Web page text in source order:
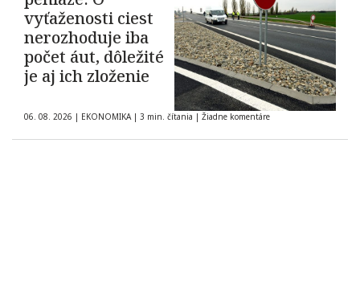
vyťaženosti ciest
nerozhoduje iba
počet áut, dôležité
je aj ich zloženie
06. 08. 2026 | EKONOMIKA | 3 min. čítania | Žiadne komentáre